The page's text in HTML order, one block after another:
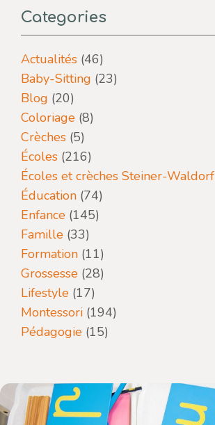
Categories
Actualités (46)
Baby-Sitting (23)
Blog (20)
Coloriage (8)
Crèches (5)
Écoles (216)
Écoles et crèches Steiner-Waldorf
Éducation (74)
Enfance (145)
Famille (33)
Formation (11)
Grossesse (28)
Lifestyle (17)
Montessori (194)
Pédagogie (15)